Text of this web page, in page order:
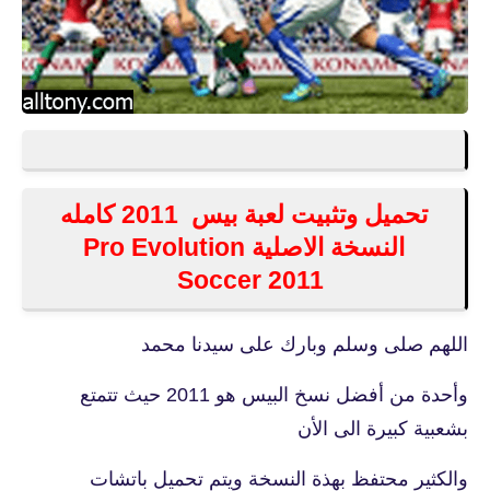
تحميل وتثبيت لعبة بيس 2011 كامله
النسخة الاصلية Pro Evolution
Soccer 2011
اللهم صلى وسلم وبارك على سيدنا محمد
وأحدة من أفضل نسخ البيس هو 2011 حيث تتمتع
بشعبية كبيرة الى الأن
والكثير محتفظ بهذة النسخة ويتم تحميل باتشات